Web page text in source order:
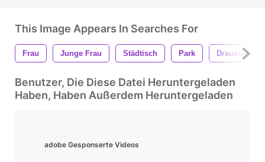
This Image Appears In Searches For
Frau Junge Frau Städtisch Park Draussen
Benutzer, Die Diese Datei Heruntergeladen
Haben, Haben Außerdem Heruntergeladen
adobe Gesponserte Videos